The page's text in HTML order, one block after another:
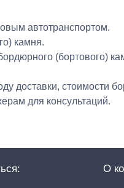
автотранспортом.
камня.
(бортового)
доставки,
для консультаций.
О